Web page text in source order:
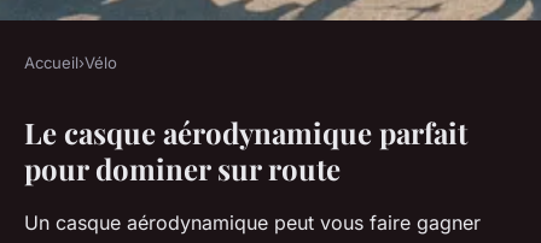
Casque vélo route
aérodynamique : atteignez de
nouvelles vitesses !
Accueil›Vélo
Le casque aérodynamique parfait
pour dominer sur route
Un casque aérodynamique peut vous faire gagner